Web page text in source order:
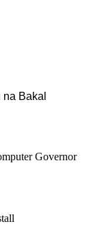
Bakal
Governor